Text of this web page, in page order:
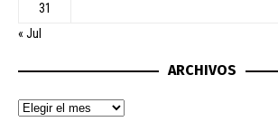
31
« Jul
ARCHIVOS